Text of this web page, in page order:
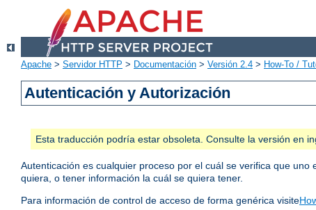
Apache > Servidor HTTP > Documentación > Versión 2.4 > How-To /
Autenticación y Autorización
Esta traducción podría estar obsoleta. Consulte la versión en
Autenticación es cualquier proceso por el cuál se verifica que
quiera, o tener información la cuál se quiera tener.
Para información de control de acceso de forma genérica visite